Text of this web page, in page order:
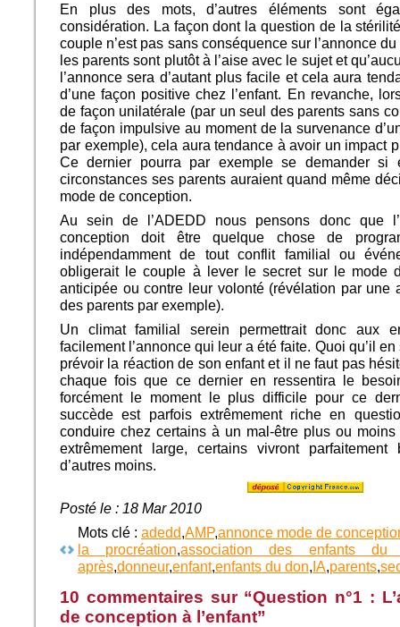
En plus des mots, d’autres éléments sont
considération. La façon dont la question de la
couple n’est pas sans conséquence sur l’annonce
les parents sont plutôt à l’aise avec le sujet et
l’annonce sera d’autant plus facile et cela aura
d’une façon positive chez l’enfant. En revanche,
de façon unilatérale (par un seul des parents sans
de façon impulsive au moment de la survenance
par exemple), cela aura tendance à avoir un impact
Ce dernier pourra par exemple se demander si
circonstances ses parents auraient quand même
mode de conception.
Au sein de l’ADEDD nous pensons donc que
conception doit être quelque chose de
indépendamment de tout conflit familial ou
obligerait le couple à lever le secret sur le mode
anticipée ou contre leur volonté (révélation par une
des parents par exemple).
Un climat familial serein permettrait donc aux
facilement l’annonce qui leur a été faite. Quoi qu’il
prévoir la réaction de son enfant et il ne faut pas
chaque fois que ce dernier en ressentira le
forcément le moment le plus difficile pour ce
succède est parfois extrêmement riche en
conduire chez certains à un mal-être plus ou
extrêmement large, certains vivront
d’autres moins.
Posté le : 18 Mar 2010
Mots clé : adedd,AMP,annonce mode de
la procréation,association des enfants du
après,donneur,enfant,enfants du don,IA,parents,
10 commentaires sur “Question n°1 :
de conception à l’enfant”